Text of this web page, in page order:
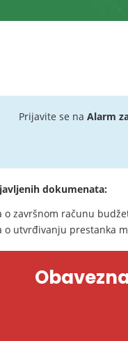
Prijavite se na Alarm
dokumenata:
o završnom računu
o utvrđivanju prestanka